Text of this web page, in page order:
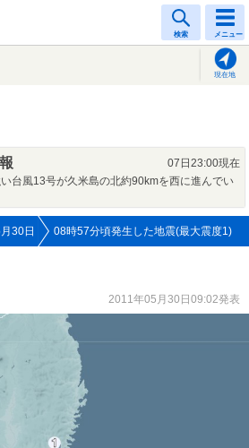
検索 メニュー
現在地
07日23:00現在
台風13号が久米島の北約90kmを西に進んでい
30日 08時57分頃発生した地震(最大震度1)
2011年05月30日09:02発表